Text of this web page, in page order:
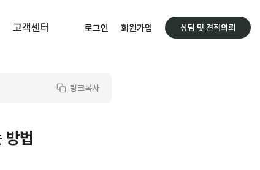
고객센터 로그인 회원가입 상담 및 견적의뢰
링크복사
방법